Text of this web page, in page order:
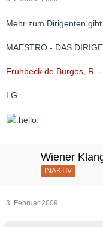
Mehr zum Dirigenten
MAESTRO - DAS
Frühbeck de Burgos, R.
LG
Wiener
INAKTIV
3. Februar 2009